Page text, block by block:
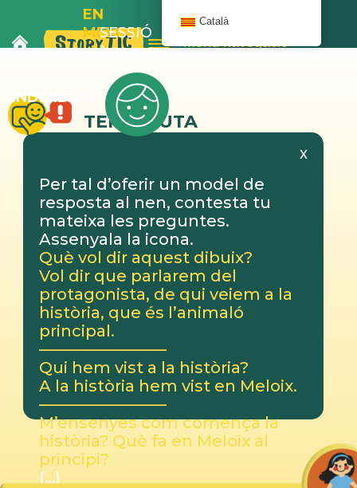
EN
MELOIX
I LA
BANYERA
SESSIÓ
1
INDIVIDUAL
TERAPEUTA
x
Per tal d’oferir un model de
resposta al nen, contesta tu
mateixa les preguntes.
Assenyala la icona.
Què vol dir aquest dibuix?
Vol dir que parlarem del
protagonista, de qui veiem a la
història, que és l’animaló
principal.
————————
Qui hem vist a la història?
A la història hem vist en Meloix.
————————
M’ensenyes com comença la
història? Què fa en Meloix al
principi?
(…)
Català